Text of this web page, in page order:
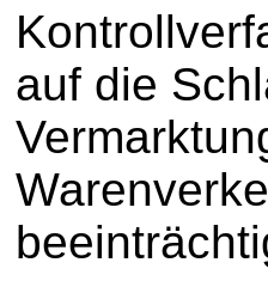
auf die